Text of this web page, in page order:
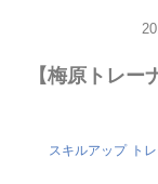
【梅原トレ
スキルアップ ト